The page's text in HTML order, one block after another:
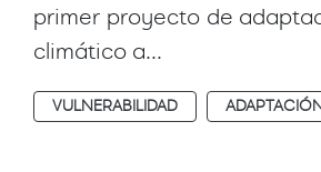
primer proyecto de
climático a...
VULNERABILIDAD